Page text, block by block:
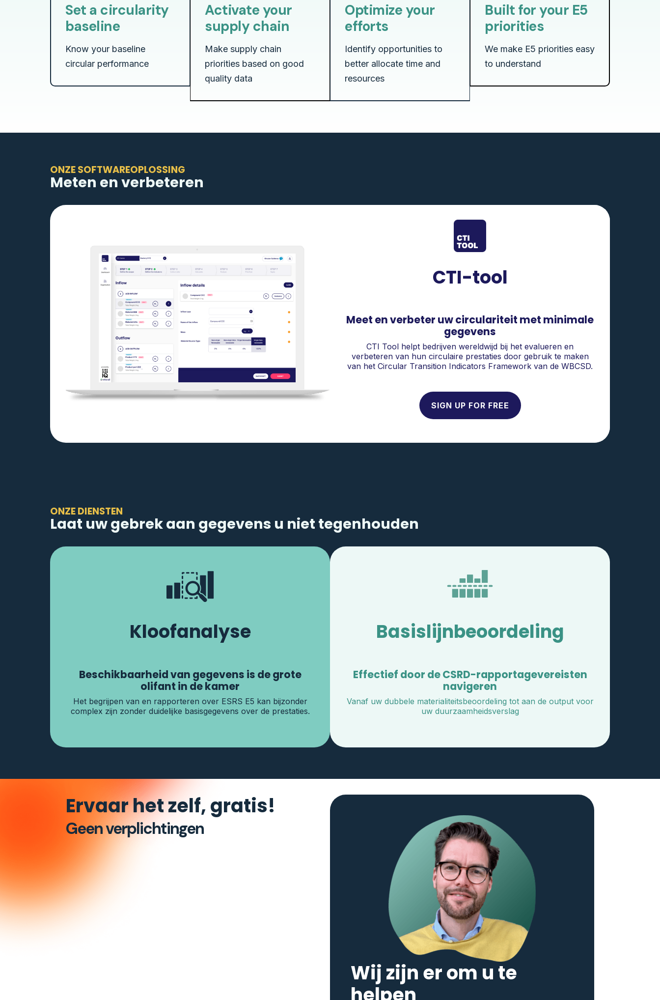
Set a circularity
baseline
Know your baseline
circular performance
Activate your
supply chain
Make supply chain
priorities based on good
quality data
Optimize your
efforts
Identify opportunities to
better allocate time and
resources
Built for your E5
priorities
We make E5 priorities easy
to understand
ONZE SOFTWAREOPLOSSING
Meten en verbeteren
CTI-tool
Meet en verbeter uw circulariteit met minimale
gegevens
CTI Tool helpt bedrijven wereldwijd bij het evalueren en
verbeteren van hun circulaire prestaties door gebruik te maken
van het Circular Transition Indicators Framework van de WBCSD.
SIGN UP FOR FREE
ONZE DIENSTEN
Laat uw gebrek aan gegevens u niet tegenhouden
Kloofanalyse
Beschikbaarheid van gegevens is de grote
olifant in de kamer
Het begrijpen van en rapporteren over ESRS E5 kan bijzonder
complex zijn zonder duidelijke basisgegevens over de prestaties.
Basislijnbeoordeling
Effectief door de CSRD-rapportagevereisten
navigeren
Vanaf uw dubbele materialiteitsbeoordeling tot aan de output voor
uw duurzaamheidsverslag
Ervaar het zelf, gratis!
Geen verplichtingen
Wij zijn er om u te
helpen